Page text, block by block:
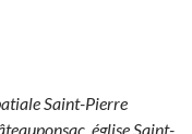
Saint-Pierre
église Saint-